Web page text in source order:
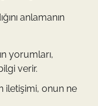
anlamanın
yorumları,
verir.
iletişimi, onun ne